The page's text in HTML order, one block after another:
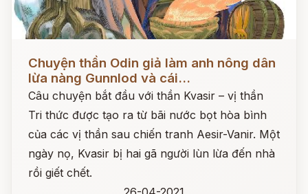
Chuyện thần Odin giả làm anh nông dân
lừa nàng Gunnlod và cái...
Câu chuyện bắt đầu với thần Kvasir – vị thần
Tri thức được tạo ra từ bãi nước bọt hòa bình
của các vị thần sau chiến tranh Aesir-Vanir. Một
ngày nọ, Kvasir bị hai gã người lùn lừa đến nhà
rồi giết chết.